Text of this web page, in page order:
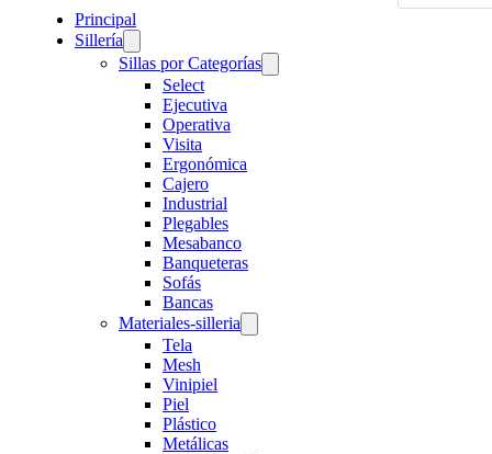
Principal
Sillería
Sillas por Categorías
Select
Ejecutiva
Operativa
Visita
Ergonómica
Cajero
Industrial
Plegables
Mesabanco
Banqueteras
Sofás
Bancas
Materiales-silleria
Tela
Mesh
Vinipiel
Piel
Plástico
Metálicas